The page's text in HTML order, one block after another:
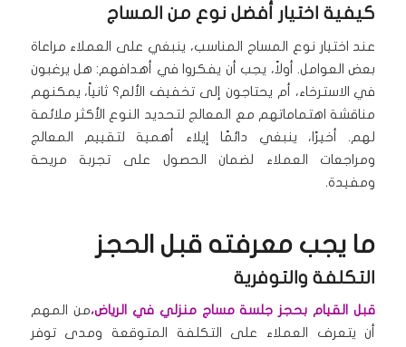
كيفية اختيار أفضل نوع من المساج
عند اختيار نوع المساج المناسب، ينبغي على العملاء مراعاة
بعض العوامل. أولاً، يجب أن يفكروا في أهدافهم: هل يرغبون
في الاسترخاء، أم يحتاجون إلى تخفيف الألم؟ ثانياً، يمكنهم
مناقشة اهتماماتهم مع المعالج لتحديد النوع الأكثر ملائمة
لهم. أخيرًا، ينبغي دائمًا إيلاء أهمية لتقييم المعالج
ومراجعات العملاء لضمان الحصول على تجربة مريحة
ومفيدة.
ما يجب معرفته قبل الحجز
التكلفة والتوفرية
قبل القيام بحجز جلسة مساج منزلي في الرياض،من المهم
أن يتعرف العملاء على التكلفة المتوقعة ومدى توفر